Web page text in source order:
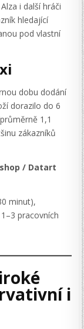
i další hráči
hledající
pod vlastní
dobu dodání
dorazilo do 6
1,1
zákazníků
/ Datart
minut),
pracovních
i